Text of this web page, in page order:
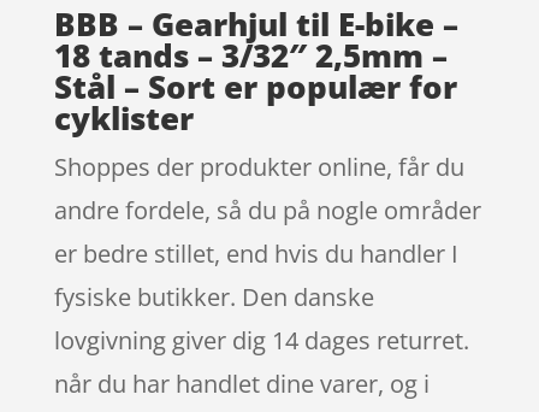
BBB – Gearhjul til E-bike –
18 tands – 3/32″ 2,5mm –
Stål – Sort er populær for
cyklister
Shoppes der produkter online, får du
andre fordele, så du på nogle områder
er bedre stillet, end hvis du handler I
fysiske butikker. Den danske
lovgivning giver dig 14 dages returret.
når du har handlet dine varer, og i